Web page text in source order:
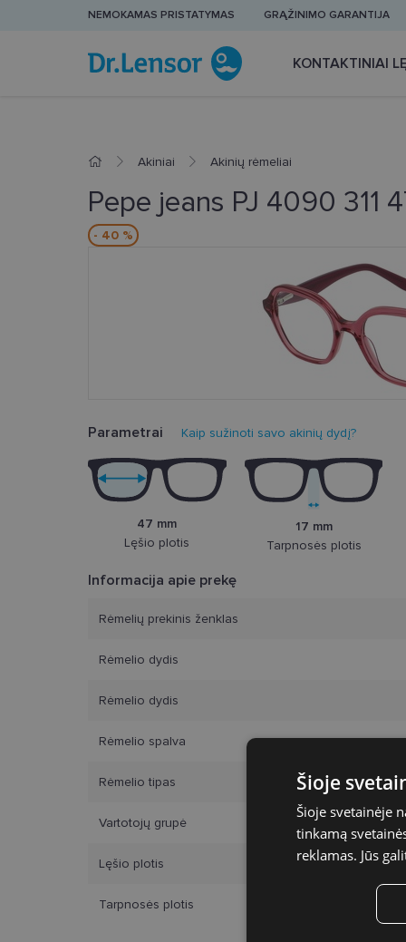
NEMOKAMAS PRISTATYMAS GRĄŽINIMO GARANTIJA
KONTAKTINIAI
Akiniai Akinių rėmeliai
Pepe jeans PJ 4090 311
- 40 %
Parametrai Kaip sužinoti savo akinių dydį?
47 mm
Lęšio plotis
17 mm
Tarpnosės plotis
Informacija apie prekę
Rėmelių prekinis ženklas
Rėmelio dydis
Rėmelio dydis
Rėmelio spalva
Rėmelio tipas
Vartotojų grupė
Lęšio plotis
Tarpnosės plotis
Šioje
Šioje svetainėje
tinkamą
reklamas. Jūs